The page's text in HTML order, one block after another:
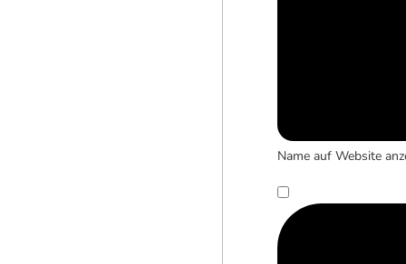
Name auf Website